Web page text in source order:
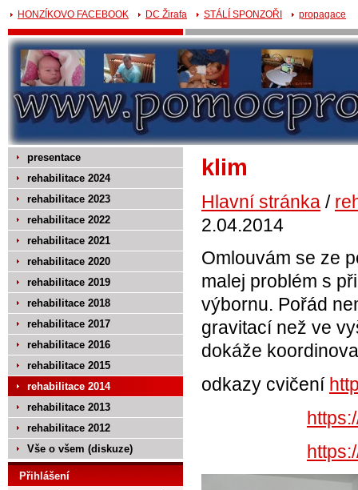
HONZÍKOVO FACEBOOK DC Žirafa STÁLÍ SPONZOŘI propagace
klim
Hlavní stránka /
2.04.2014
Omlouvám se ze
malej problém s
výbornu. Pořád
gravitací než ve
dokáže
odkazy cvičení
presentace
rehabilitace 2024
rehabilitace 2023
rehabilitace 2022
rehabilitace 2021
rehabilitace 2020
rehabilitace 2019
rehabilitace 2018
rehabilitace 2017
rehabilitace 2016
rehabilitace 2015
rehabilitace 2014
rehabilitace 2013
rehabilitace 2012
Vše o všem (diskuze)
Přihlášení